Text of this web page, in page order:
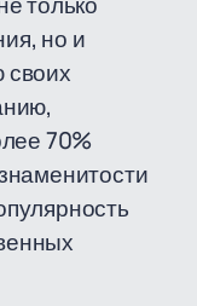
но и
своих
70%